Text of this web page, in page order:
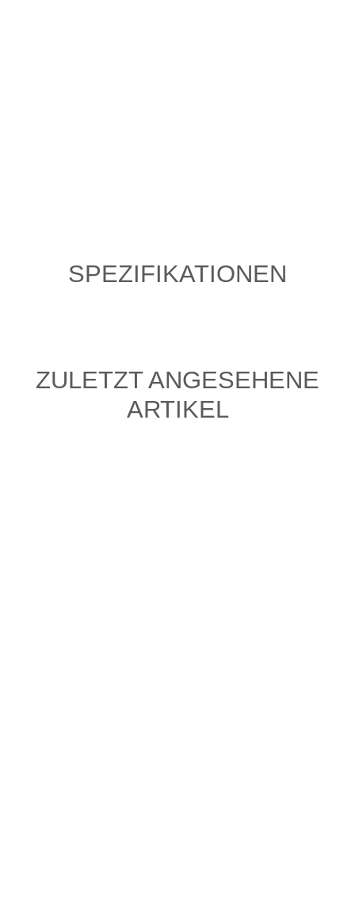
SPEZIFIKATIONEN
ZULETZT ANGESEHENE
ARTIKEL